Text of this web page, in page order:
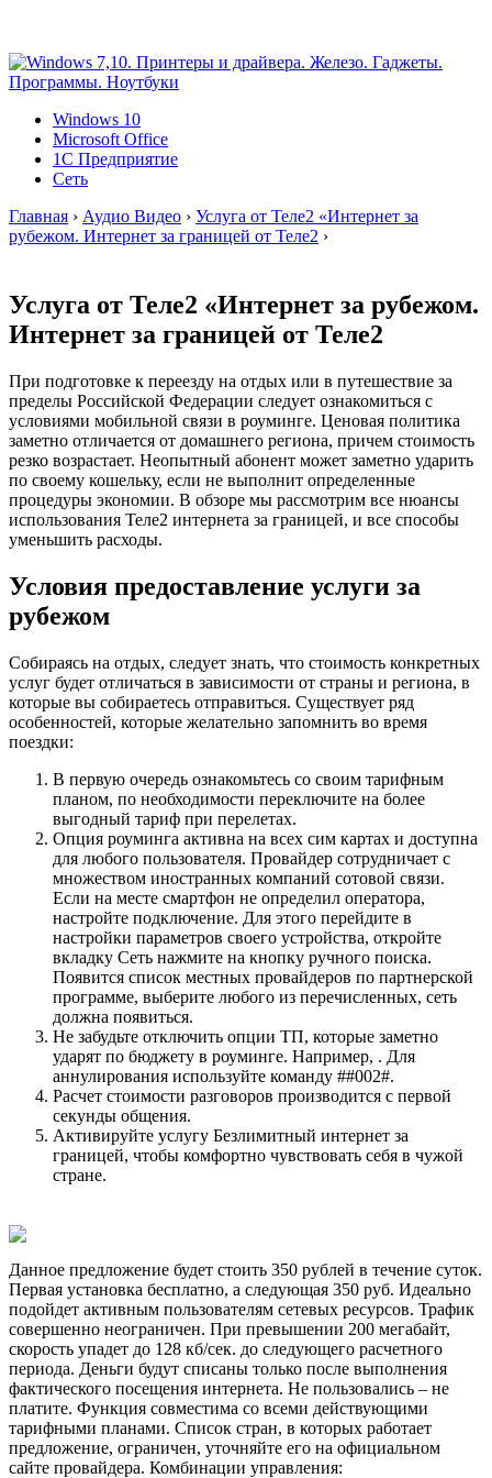
Windows 10
Microsoft Office
1C Предприятие
Сеть
Главная › Аудио Видео › Услуга от Теле2 «Интернет за
рубежом. Интернет за границей от Теле2 ›
Услуга от Теле2 «Интернет за рубежом.
Интернет за границей от Теле2
При подготовке к переезду на отдых или в путешествие за
пределы Российской Федерации следует ознакомиться с
условиями мобильной связи в роуминге. Ценовая политика
заметно отличается от домашнего региона, причем стоимость
резко возрастает. Неопытный абонент может заметно ударить
по своему кошельку, если не выполнит определенные
процедуры экономии. В обзоре мы рассмотрим все нюансы
использования Теле2 интернета за границей, и все способы
уменьшить расходы.
Условия предоставление услуги за
рубежом
Собираясь на отдых, следует знать, что стоимость конкретных
услуг будет отличаться в зависимости от страны и региона, в
которые вы собираетесь отправиться. Существует ряд
особенностей, которые желательно запомнить во время
поездки:
В первую очередь ознакомьтесь со своим тарифным
планом, по необходимости переключите на более
выгодный тариф при перелетах.
Опция роуминга активна на всех сим картах и доступна
для любого пользователя. Провайдер сотрудничает с
множеством иностранных компаний сотовой связи.
Если на месте смартфон не определил оператора,
настройте подключение. Для этого перейдите в
настройки параметров своего устройства, откройте
вкладку Сеть нажмите на кнопку ручного поиска.
Появится список местных провайдеров по партнерской
программе, выберите любого из перечисленных, сеть
должна появиться.
Не забудьте отключить опции ТП, которые заметно
ударят по бюджету в роуминге. Например, . Для
аннулирования используйте команду ##002#.
Расчет стоимости разговоров производится с первой
секунды общения.
Активируйте услугу Безлимитный интернет за
границей, чтобы комфортно чувствовать себя в чужой
стране.
Данное предложение будет стоить 350 рублей в течение суток.
Первая установка бесплатно, а следующая 350 руб. Идеально
подойдет активным пользователям сетевых ресурсов. Трафик
совершенно неограничен. При превышении 200 мегабайт,
скорость упадет до 128 кб/сек. до следующего расчетного
периода. Деньги будут списаны только после выполнения
фактического посещения интернета. Не пользовались – не
платите. Функция совместима со всеми действующими
тарифными планами. Список стран, в которых работает
предложение, ограничен, уточняйте его на официальном
сайте провайдера. Комбинации управления: